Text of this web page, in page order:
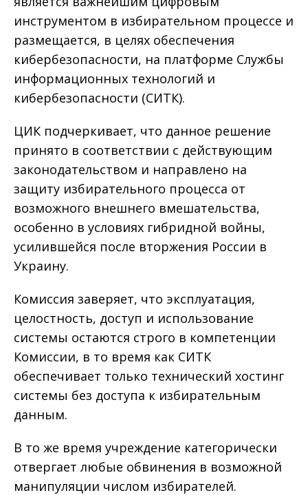
инструментом в избирательном процессе и
размещается, в целях обеспечения
кибербезопасности, на платформе Службы
информационных технологий и
кибербезопасности (СИТК).
ЦИК подчеркивает, что данное решение
принято в соответствии с действующим
законодательством и направлено на
защиту избирательного процесса от
возможного внешнего вмешательства,
особенно в условиях гибридной войны,
усилившейся после вторжения России в
Украину.
Комиссия заверяет, что эксплуатация,
целостность, доступ и использование
системы остаются строго в компетенции
Комиссии, в то время как СИТК
обеспечивает только технический хостинг
системы без доступа к избирательным
данным.
В то же время учреждение категорически
отвергает любые обвинения в возможной
манипуляции числом избирателей.